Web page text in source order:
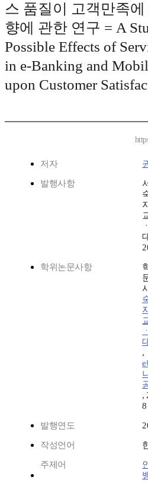
스 품질이 고객만족에
향에 관한 연구 = A
Possible Effects of
in e-Banking and
upon Customer
저자
발행사항
학위논문사항
,
,
8
발행연도
작성언어
주제어